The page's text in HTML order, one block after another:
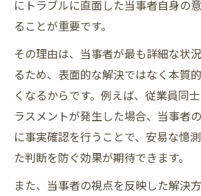
方法
従業員同士のトラブルと地
係性
当事者の視点で防ぐ職場内
従業員間トラブルにおける当事
当事者の立場で従業員間の
方法
会社の責任を問う際の当事
にトラブルに直面した当事者自身の
ることが重要です。
その理由は、当事者が最も詳細な状
るため、表面的な解決ではなく本質
くなるからです。例えば、従業員同
ラスメントが発生した場合、当事者
に事実確認を行うことで、安易な憶
た判断を防ぐ効果が期待できます。
また、当事者の視点を反映した解決